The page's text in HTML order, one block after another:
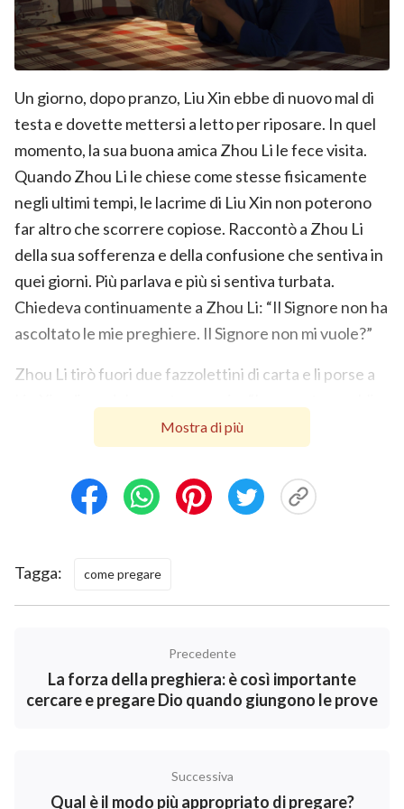
Un giorno, dopo pranzo, Liu Xin ebbe di nuovo mal di
testa e dovette mettersi a letto per riposare. In quel
momento, la sua buona amica Zhou Li le fece visita.
Quando Zhou Li le chiese come stesse fisicamente
negli ultimi tempi, le lacrime di Liu Xin non poterono
far altro che scorrere copiose. Raccontò a Zhou Li
della sua sofferenza e della confusione che sentiva in
quei giorni. Più parlava e più si sentiva turbata.
Chiedeva continuamente a Zhou Li: “Il Signore non ha
ascoltato le mie preghiere. Il Signore non mi vuole?”
Zhou Li tirò fuori due fazzolettini di carta e li porse a
come te, pensavo che il Signore Gesù ci aveva
promesso di donarci qualunque cosa per cui Lo
avessimo pregato, così ogni volta che mi imbattevo in
qualche difficoltà, pregavo immediatamente il
per Lui quando ricevevo le Sue benedizioni, ma
quando non riuscivo a scorgere il Suo favore, mi
lamentavo del fatto che Egli non ascoltava le mie
preghiere. In passato non mi sembrava che questo
fosse un comportamento sbagliato, ma un libro che ho
volontà di Dio”.
Mostra di più
Tagga: come pregare
Precedente
La forza della preghiera: è così importante
cercare e pregare Dio quando giungono le prove
Successiva
Qual è il modo più appropriato di pregare?